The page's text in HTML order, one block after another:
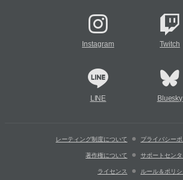
Instagram Twitch
LINE Bluesky
レーティング制度について プライバシー
著作権について サポートセンタ
ライセンス ルール＆ポリシ